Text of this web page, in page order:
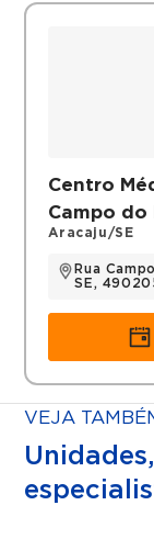
Centro
Campo do
Aracaju/SE
Rua
SE,
VEJA